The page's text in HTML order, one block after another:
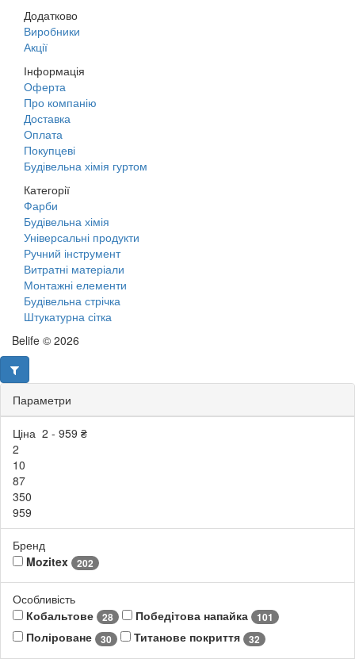
Додатково
Виробники
Акції
Інформація
Оферта
Про компанію
Доставка
Оплата
Покупцеві
Будівельна хімія гуртом
Категорії
Фарби
Будівельна хімія
Універсальні продукти
Ручний інструмент
Витратні матеріали
Монтажні елементи
Будівельна стрічка
Штукатурна сітка
Belife © 2026
Параметри
Ціна 2 - 959 ₴
2
10
87
350
959
Бренд
Mozitex
202
Особливість
Кобальтове
28 Победітова напайка 101
Поліроване 30 Титанове покриття 32